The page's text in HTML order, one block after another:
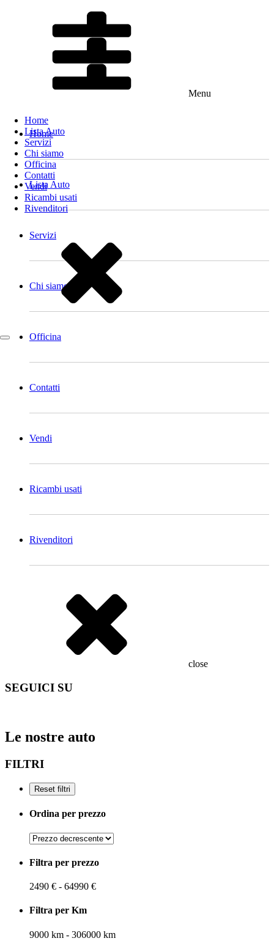
Home
Lista Auto
Servizi
Chi siamo
Officina
Contatti
Vendi
Ricambi usati
Rivenditori
Menu
Home
Lista Auto
Servizi
Chi siamo
Officina
Contatti
Vendi
Ricambi usati
Rivenditori
close
SEGUICI SU
Le nostre auto
FILTRI
Ordina per prezzo
Filtra per prezzo
2490 € - 64990 €
Filtra per Km
9000 km - 306000 km